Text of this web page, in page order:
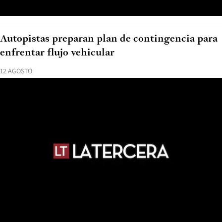
12 AGOSTO
Autopistas preparan plan de contingencia para
enfrentar flujo vehicular